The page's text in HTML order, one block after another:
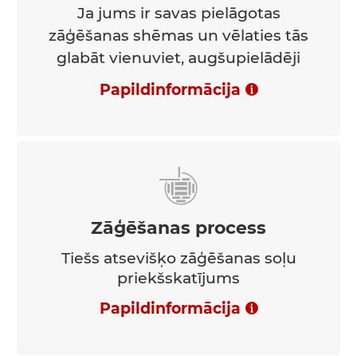
Ja jums ir savas pielāgotas
zāģēšanas shēmas un vēlaties tās
glabāt vienuviet, augšupielādēji
Papildinformācija
Zāģēšanas process
Tiešs atsevišķo zāģēšanas soļu
priekšskatījums
Papildinformācija